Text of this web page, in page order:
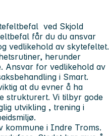
ved Skjold
får du du ansvar
vedlikehold av skytefeltet.
herunder
Ansvar for vedlikehold av
i Smart.
at du evner å ha
strukturert. Vi tilbyr gode
utvikling , trening i
kommune i Indre Troms.